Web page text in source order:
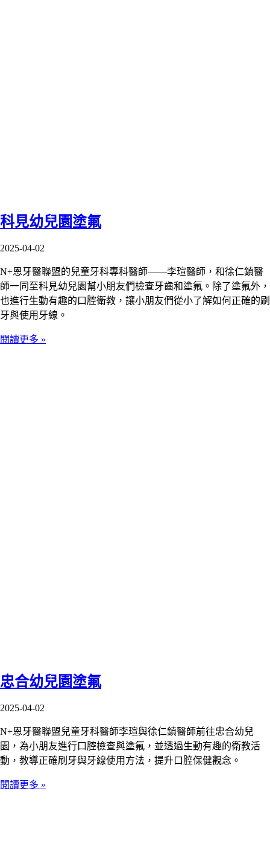
科見幼兒園塗氟
2025-04-02
N+恩牙醫聯盟的兒童牙科專科醫師——李瑄醫師，和徐仁鎮醫
師一同至科見幼兒園幫小朋友們檢查牙齒和塗氟。除了塗氟外，
也進行生動有趣的口腔衛教，讓小朋友們從小了解如何正確的刷
牙與使用牙線。
閱讀更多 »
忠合幼兒園塗氟
2025-04-02
N+恩牙醫聯盟兒童牙科醫師李瑄與徐仁鎮醫師前往忠合幼兒
園，為小朋友進行口腔檢查與塗氟，並透過生動有趣的衛教活
動，教導正確刷牙與牙線使用方法，提升口腔保健觀念。
閱讀更多 »